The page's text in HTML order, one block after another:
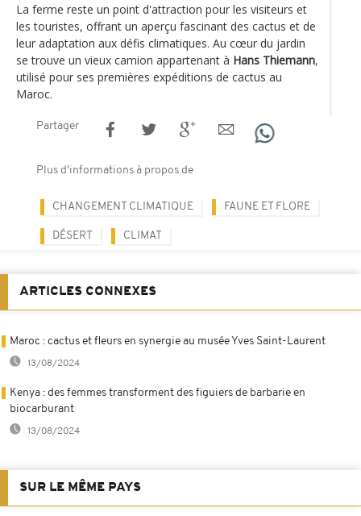
La ferme reste un point d'attraction pour les visiteurs et
les touristes, offrant un aperçu fascinant des cactus et de
leur adaptation aux défis climatiques. Au cœur du jardin
se trouve un vieux camion appartenant à Hans Thiemann,
utilisé pour ses premières expéditions de cactus au
Maroc.
Partager
Plus d'informations à propos de
CHANGEMENT CLIMATIQUE FAUNE ET FLORE
DÉSERT CLIMAT
ARTICLES CONNEXES
Maroc : cactus et fleurs en synergie au musée Yves Saint-Laurent
13/08/2024
Kenya : des femmes transforment des figuiers de barbarie en
biocarburant
13/08/2024
SUR LE MÊME PAYS